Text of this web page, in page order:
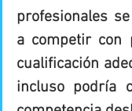
profesionales
a competir con
cualificación
incluso podría